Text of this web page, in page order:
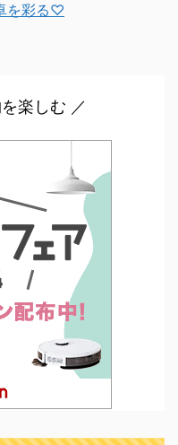
を彩る♡
楽しむ ／